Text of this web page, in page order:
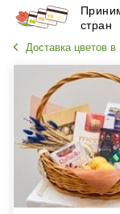
стран
Доставка цветов